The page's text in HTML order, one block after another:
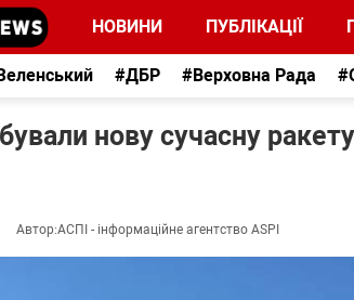
НОВИНИ ПУБЛІКАЦІЇ
#ДБР #Верховна Рада
нову сучасну
Автор:АСПІ - інформаційне агентство ASPI